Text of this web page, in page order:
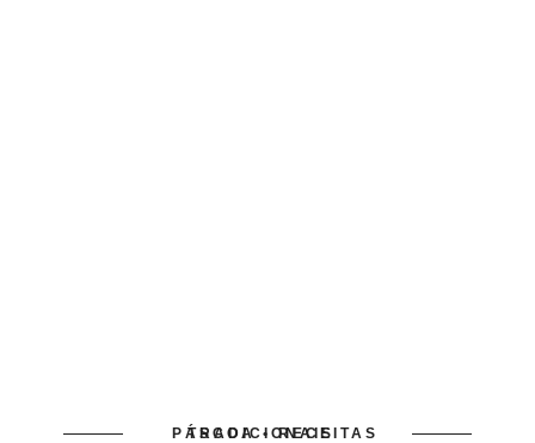
PÁSCOA • RECEITAS TRADICIONAIS